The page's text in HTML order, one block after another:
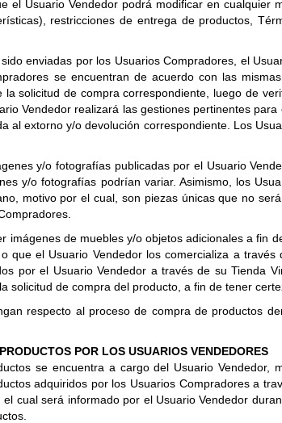
el Usuario Vendedor podrá modificar en
restricciones de entrega de productos,
enviadas por los Usuarios Compradores, el
se encuentran de acuerdo con las
solicitud de compra correspondiente, luego de
Vendedor realizará las gestiones pertinentes
al extorno y/o devolución correspondiente. Los
y/o fotografías publicadas por el Usuario
y/o fotografías podrían variar. Asimismo, los
motivo por el cual, son piezas únicas que no
de muebles y/o objetos adicionales a fin
que el Usuario Vendedor los comercializa a
por el Usuario Vendedor a través de su Tienda
solicitud de compra del producto, a fin de tener
respecto al proceso de compra de productos
POR LOS USUARIOS VENDEDORES
se encuentra a cargo del Usuario
adquiridos por los Usuarios Compradores a
cual será informado por el Usuario Vendedor